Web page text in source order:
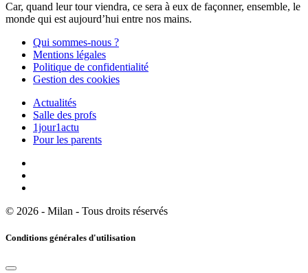
Car, quand leur tour viendra, ce sera à eux de façonner, ensemble, le
monde qui est aujourd’hui entre nos mains.
Qui sommes-nous ?
Mentions légales
Politique de confidentialité
Gestion des cookies
Actualités
Salle des profs
1jour1actu
Pour les parents
© 2026 - Milan - Tous droits réservés
Conditions générales d'utilisation